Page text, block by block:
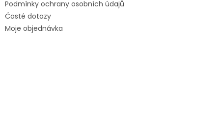
Podmínky ochrany osobních údajů
Časté dotazy
Moje objednávka